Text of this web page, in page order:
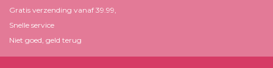
Gratis verzending vanaf 39.99,
Snelle service
Niet goed, geld terug